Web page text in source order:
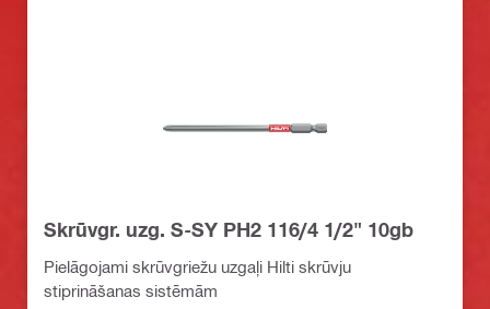
Skrūvgr. uzg. S-SY PH2 116/4 1/2" 10gb
Pielāgojami skrūvgriežu uzgaļi Hilti skrūvju
stiprināšanas sistēmām